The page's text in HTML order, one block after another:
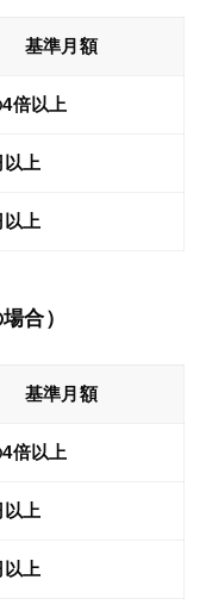
基準月額
倍以上
以上
以上
合）
基準月額
倍以上
以上
以上